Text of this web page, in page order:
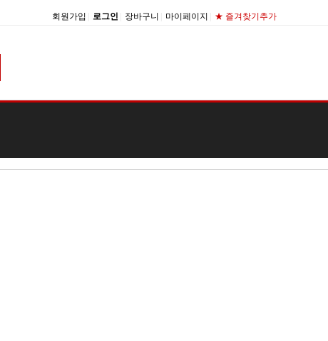
회원가입 로그인 장바구니 마이페이지 ★ 즐겨찾기추가